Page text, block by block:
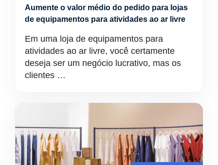
Aumente o valor médio do pedido para lojas
de equipamentos para atividades ao ar livre
Em uma loja de equipamentos para
atividades ao ar livre, você certamente
deseja ser um negócio lucrativo, mas os
clientes …